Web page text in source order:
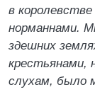
в
норманнами.
здешних
крестьянами,
слухам, было